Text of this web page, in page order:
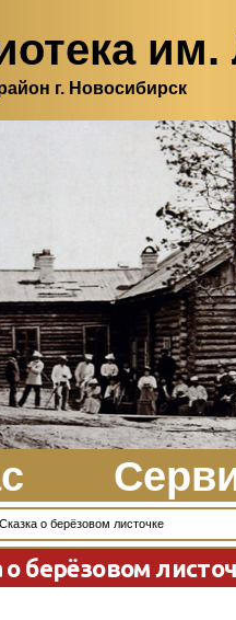
им.
г. Новосибирск
Сказка о берёзовом листочке
о берёзовом